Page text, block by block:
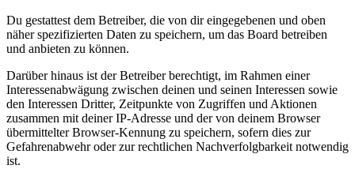
Du gestattest dem Betreiber, die von dir eingegebenen und oben
näher spezifizierten Daten zu speichern, um das Board betreiben
und anbieten zu können.
Darüber hinaus ist der Betreiber berechtigt, im Rahmen einer
Interessenabwägung zwischen deinen und seinen Interessen sowie
den Interessen Dritter, Zeitpunkte von Zugriffen und Aktionen
zusammen mit deiner IP-Adresse und der von deinem Browser
übermittelter Browser-Kennung zu speichern, sofern dies zur
Gefahrenabwehr oder zur rechtlichen Nachverfolgbarkeit notwendig
ist.